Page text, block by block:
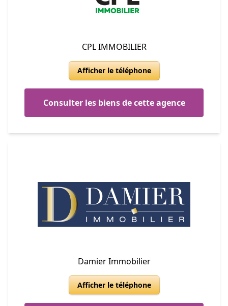
CPL IMMOBILIER
Afficher le téléphone
Consulter les biens de cette agence
Damier Immobilier
Afficher le téléphone